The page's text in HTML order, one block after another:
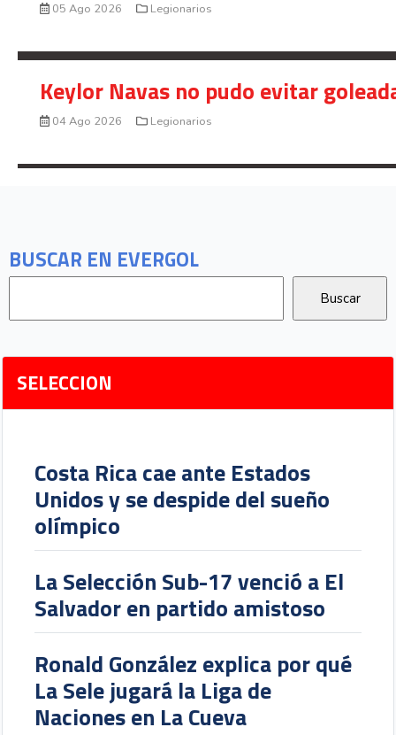
BUSCAR EN EVERGOL
SELECCION
Costa Rica cae ante Estados
Unidos y se despide del sueño
olímpico
La Selección Sub-17 venció a El
Salvador en partido amistoso
Ronald González explica por qué
La Sele jugará la Liga de
Naciones en La Cueva
05 Ago 2026 Legionarios
Keylor Navas no pudo evitar
04 Ago 2026 Legionarios